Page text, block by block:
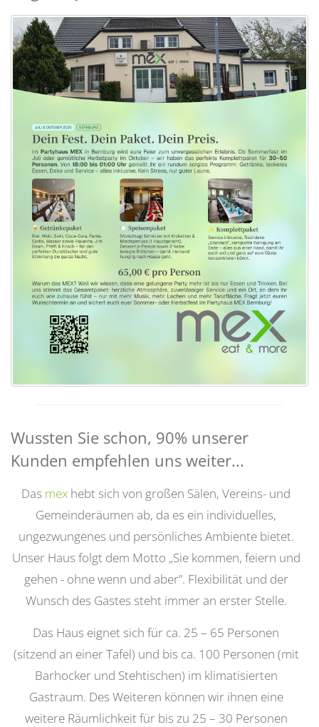
Wussten Sie schon, 90% unserer
Kunden empfehlen uns weiter...
Das mex hebt sich von großen Sälen, Vereins- und
Gemeinderäumen ab, da es ein individuelles,
ungezwungenes und persönliches Ambiente bietet.
Unser Haus folgt dem Motto „Sie kommen, feiern und
gehen - ohne wenn und aber”. Flexibilität und der
Wunsch des Gastes steht immer an erster Stelle.
Das Haus eignet sich für ca. 25 – 65 Personen
(sitzend an einer Tafel) und bis ca. 100 Personen (mit
Barhocker und Stehtischen) im klimatisierten
Gastraum. Des Weiteren können wir ihnen eine
weitere Räumlichkeit für bis zu 25 – 30 Personen